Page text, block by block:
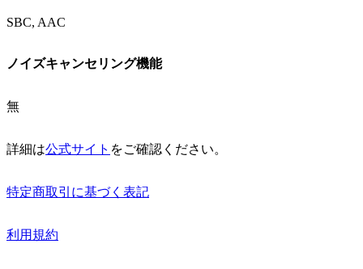
SBC, AAC
ノイズキャンセリング機能
無
詳細は公式サイト をご確認ください。
特定商取引に基づく表記
利用規約